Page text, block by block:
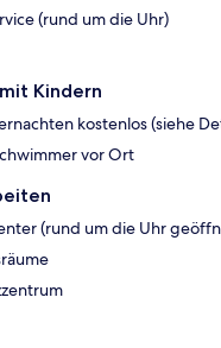
(rund um die Uhr)
Kindern
kostenlos (siehe
vor Ort
(rund um die Uhr